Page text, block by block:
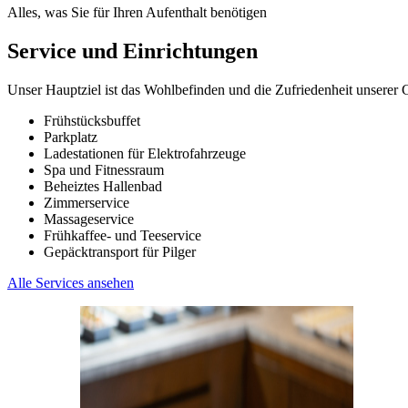
Alles, was Sie für Ihren Aufenthalt benötigen
Service und Einrichtungen
Unser Hauptziel ist das Wohlbefinden und die Zufriedenheit unserer
Frühstücksbuffet
Parkplatz
Ladestationen für Elektrofahrzeuge
Spa und Fitnessraum
Beheiztes Hallenbad
Zimmerservice
Massageservice
Frühkaffee- und Teeservice
Gepäcktransport für Pilger
Alle Services ansehen